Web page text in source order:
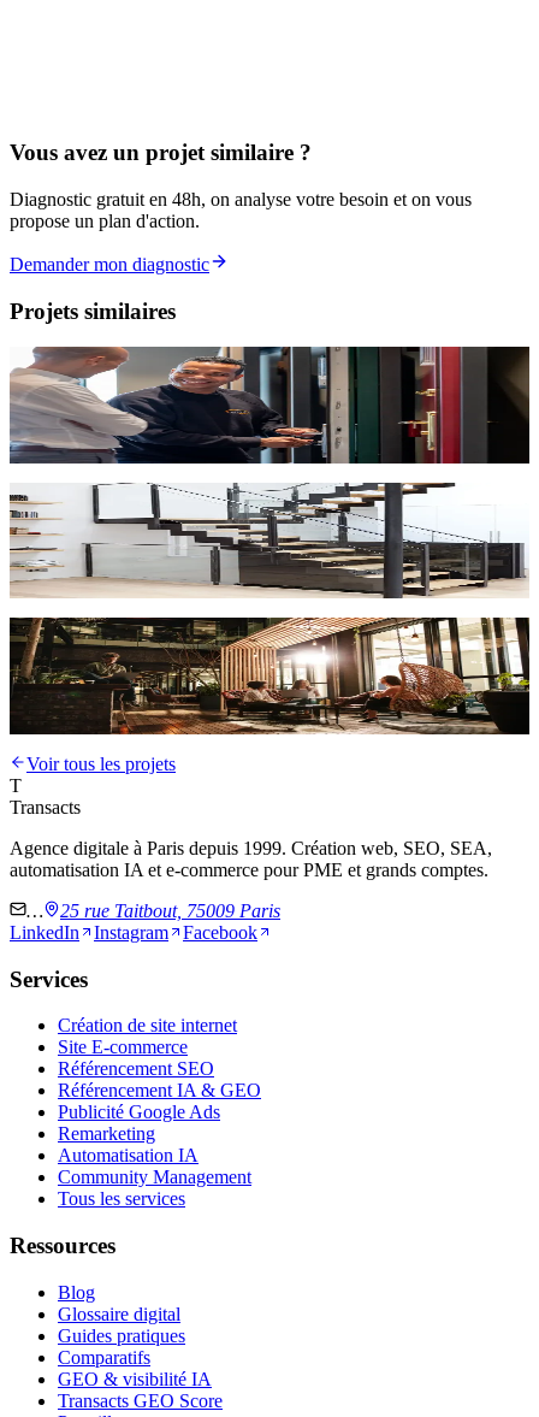
Vous avez un projet similaire ?
Diagnostic gratuit en 48h, on analyse votre besoin et on vous
propose un plan d'action.
Demander mon diagnostic
Projets similaires
Site vitrineSEO
Alcof Sécurité
Sécurité & protection
Site vitrine
SEO
Escaliers Décors
Escalier d'architecte
Site vitrineSEO
Zuma
Content & inbound marketing
Voir tous les projets
T
Transacts
Agence digitale à Paris depuis 1999. Création web, SEO, SEA,
automatisation IA et e-commerce pour PME et grands comptes.
…
25 rue Taitbout, 75009 Paris
LinkedIn
Instagram Facebook
Services
Création de site internet
Site E-commerce
Référencement SEO
Référencement IA & GEO
Publicité Google Ads
Remarketing
Automatisation IA
Community Management
Tous les services
Ressources
Blog
Glossaire digital
Guides pratiques
Comparatifs
GEO & visibilité IA
Transacts GEO Score